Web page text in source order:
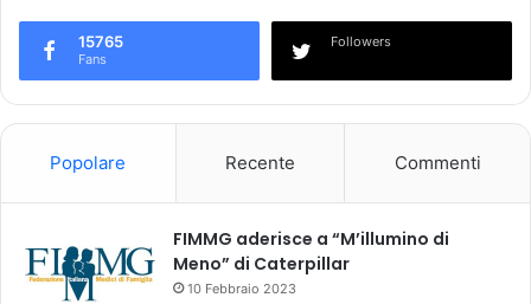
15765
Fans
Followers
Popolare Recente Commenti
FIMMG aderisce a “M’illumino di
Meno” di Caterpillar
10 Febbraio 2023